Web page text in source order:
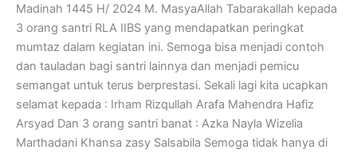
Madinah 1445 H/ 2024 M. MasyaAllah Tabarakallah kepada
3 orang santri RLA IIBS yang mendapatkan peringkat
mumtaz dalam kegiatan ini. Semoga bisa menjadi contoh
dan tauladan bagi santri lainnya dan menjadi pemicu
semangat untuk terus berprestasi. Sekali lagi kita ucapkan
selamat kepada : Irham Rizqullah Arafa Mahendra Hafiz
Arsyad Dan 3 orang santri banat : Azka Nayla Wizelia
Marthadani Khansa zasy Salsabila Semoga tidak hanya di